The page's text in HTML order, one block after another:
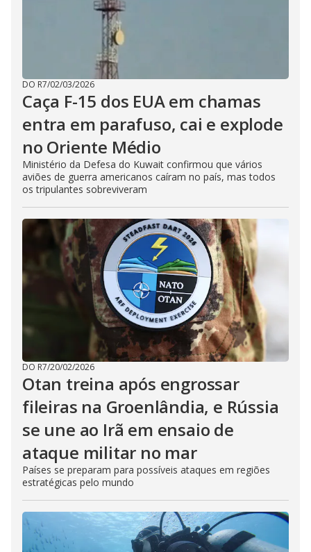
DO R7/02/03/2026
Caça F-15 dos EUA em chamas
entra em parafuso, cai e explode
no Oriente Médio
Ministério da Defesa do Kuwait confirmou que vários
aviões de guerra americanos caíram no país, mas todos
os tripulantes sobreviveram
DO R7/20/02/2026
Otan treina após engrossar
fileiras na Groenlândia, e Rússia
se une ao Irã em ensaio de
ataque militar no mar
Países se preparam para possíveis ataques em regiões
estratégicas pelo mundo